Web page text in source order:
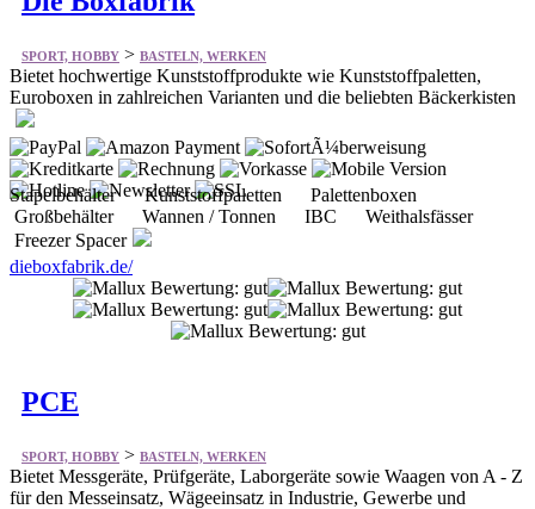
SPORT, HOBBY > BASTELN, WERKEN
Bietet hochwertige Kunststoffprodukte wie Kunststoffpaletten,
Euroboxen in zahlreichen Varianten und die beliebten Bäckerkisten
Stapelbehälter Kunststoffpaletten Palettenboxen
Großbehälter Wannen / Tonnen IBC Weithalsfässer
Freezer Spacer
dieboxfabrik.de/
PCE
SPORT, HOBBY > BASTELN, WERKEN
Bietet Messgeräte, Prüfgeräte, Laborgeräte sowie Waagen von A - Z
für den Messeinsatz, Wägeeinsatz in Industrie, Gewerbe und